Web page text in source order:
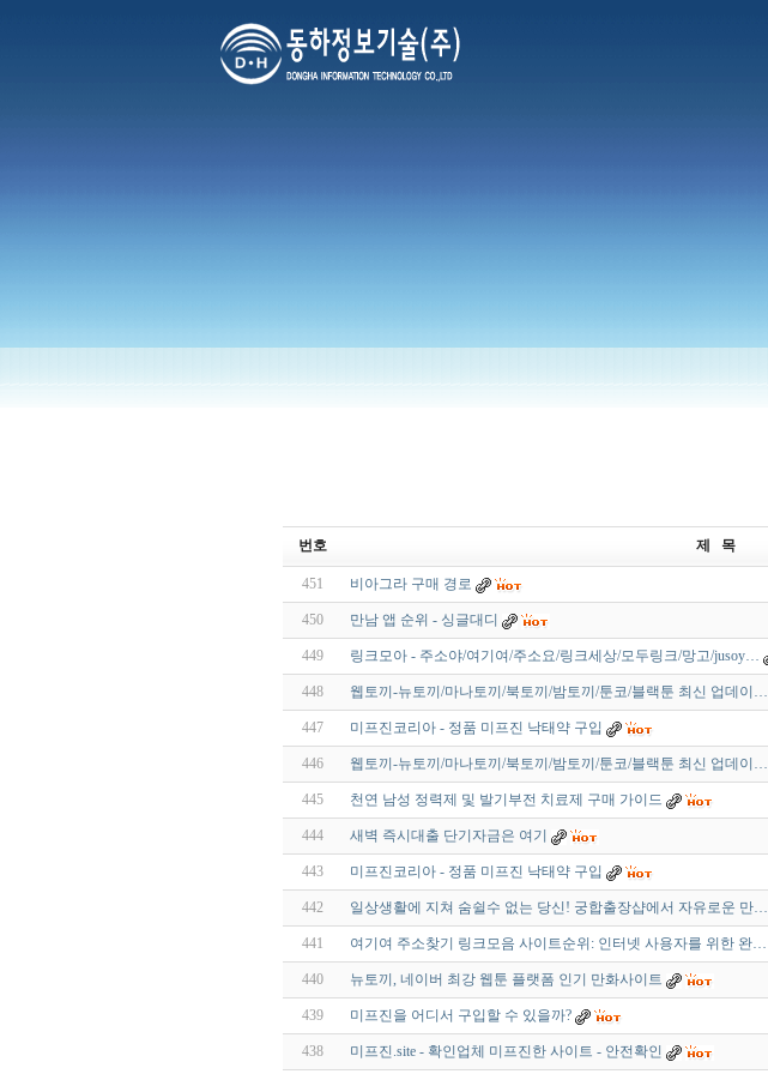
번호
제 목
451 비아그라 구매 경로
450 만남 앱 순위 - 싱글대디
449 링크모아 - 주소야/여기여/주소요/링크세상/모두링크/망고/jusoy…
448 웹토끼-뉴토끼/마나토끼/북토끼/밤토끼/툰코/블랙툰 최신 업데이…
447 미프진코리아 - 정품 미프진 낙태약 구입
446 웹토끼-뉴토끼/마나토끼/북토끼/밤토끼/툰코/블랙툰 최신 업데이…
445 천연 남성 정력제 및 발기부전 치료제 구매 가이드
444 새벽 즉시대출 단기자금은 여기
443 미프진코리아 - 정품 미프진 낙태약 구입
442 일상생활에 지쳐 숨쉴수 없는 당신! 궁합출장샵에서 자유로운 만…
441 여기여 주소찾기 링크모음 사이트순위: 인터넷 사용자를 위한 완…
440 뉴토끼, 네이버 최강 웹툰 플랫폼 인기 만화사이트
439 미프진을 어디서 구입할 수 있을까?
438 미프진.site - 확인업체 미프진한 사이트 - 안전확인